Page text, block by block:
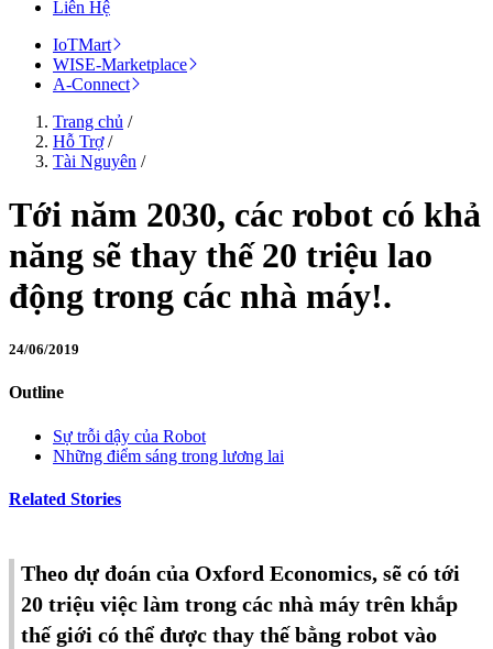
Liên Hệ
IoTMart
WISE-Marketplace
A-Connect
Trang chủ /
Hỗ Trợ/
Tài Nguyên /
Tới năm 2030, các robot có khả
năng sẽ thay thế 20 triệu lao
động trong các nhà máy!.
24/06/2019
Outline
Sự trỗi dậy của Robot
Những điểm sáng trong lương lai
Related Stories
Theo dự đoán của Oxford Economics, sẽ có tới
20 triệu việc làm trong các nhà máy trên khắp
thế giới có thể được thay thế bằng robot vào